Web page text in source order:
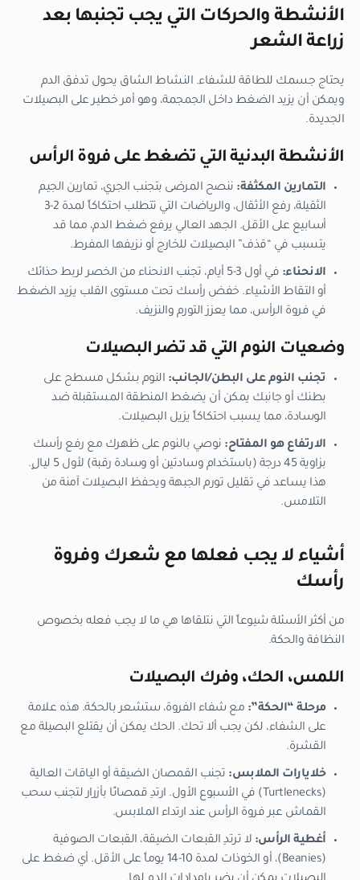
الأنشطة والحركات التي يجب تجنبها بعد
زراعة الشعر
يحتاج جسمك للطاقة للشفاء. النشاط الشاق يحول تدفق الدم
ويمكن أن يزيد الضغط داخل الجمجمة، وهو أمر خطير على البصيلات
الجديدة.
الأنشطة البدنية التي تضغط على فروة الرأس
التمارين المكثفة: ننصح المرضى بتجنب الجري، تمارين الجيم
الثقيلة، رفع الأثقال، والرياضات التي تتطلب احتكاكاً لمدة 2-3
أسابيع على الأقل. الجهد العالي يرفع ضغط الدم، مما قد
يتسبب في “قذف” البصيلات للخارج أو نزيفها المفرط.
الانحناء:
في أول 3-5 أيام، تجنب الانحناء من الخصر لربط حذائك
أو التقاط الأشياء. خفض رأسك تحت مستوى القلب يزيد الضغط
في فروة الرأس، مما يعزز التورم والنزيف.
وضعيات النوم التي قد تضر البصيلات
تجنب النوم على البطن/الجانب: النوم بشكل مسطح على
بطنك أو جانبك يمكن أن يضغط المنطقة المستقبلة ضد
الوسادة، مما يسبب احتكاكاً يزيل البصيلات.
الارتفاع هو المفتاح: نوصي بالنوم على ظهرك مع رفع رأسك
بزاوية 45 درجة (باستخدام وسادتين أو وسادة رقبة) لأول 5 ليالٍ.
هذا يساعد في تقليل تورم الجبهة ويحفظ البصيلات آمنة من
التلامس.
أشياء لا يجب فعلها مع شعرك وفروة
رأسك
من أكثر الأسئلة شيوعاً التي نتلقاها هي ما لا يجب فعله بخصوص
النظافة والحكة.
اللمس، الحك، وفرك البصيلات
مرحلة “الحكة”: مع شفاء الفروة، ستشعر بالحكة. هذه علامة
على الشفاء، لكن يجب ألا تحك. الحك يمكن أن يقتلع البصيلة مع
القشرة.
خلايارات الملابس: تجنب القمصان الضيقة أو الياقات العالية
(Turtlenecks) في الأسبوع الأول. ارتدِ قمصانًا بأزرار لتجنب سحب
القماش عبر فروة الرأس عند ارتداء الملابس.
أغطية الرأس: لا ترتدِ القبعات الضيقة، القبعات الصوفية
(Beanies)، أو الخوذات لمدة 10-14 يوماً على الأقل. أي ضغط على